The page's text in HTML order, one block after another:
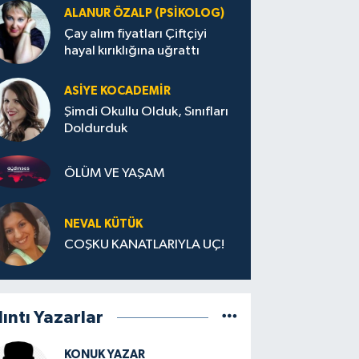
ALANUR ÖZALP (PSIKOLOG)
Çay alım fiyatları Çiftçiyi
hayal kırıklığına uğrattı
ASIYE KOCADEMİR
Şimdi Okullu Olduk, Sınıfları
Doldurduk
ÖLÜM VE YAŞAM
NEVAL KÜTÜK
COŞKU KANATLARIYLA UÇ!
Yazarlar
KONUK YAZAR